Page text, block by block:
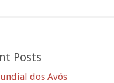
Posts
dos Avós